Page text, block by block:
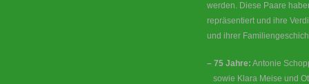
werden. Diese Paare
repräsentiert und ihre
und ihrer
– 75 Jahre: Antonie
sowie Klara Meise und